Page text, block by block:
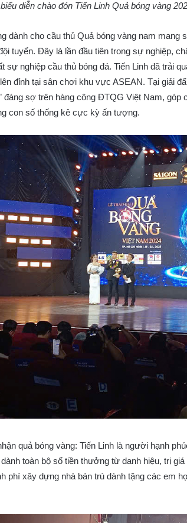
diễn chào đón Tiến Linh Quả bóng vàng
dành cho cầu thủ Quả bóng vàng nam mang
tuyển. Đây là lần đầu tiên trong sự nghiệp,
sự nghiệp cầu thủ bóng đá. Tiến Linh đã trải
đỉnh tại sân chơi khu vực ASEAN. Tại giải
đáng sợ trên hàng công ĐTQG Việt Nam, góp
con số thống kê cực kỳ ấn tượng.
quả bóng vàng: Tiến Linh là người hạnh
toàn bộ số tiền thưởng từ danh hiệu, trị
phí xây dựng nhà bán trú dành tặng các em